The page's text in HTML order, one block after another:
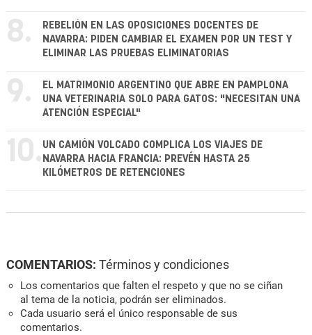
8.
REBELIÓN EN LAS OPOSICIONES DOCENTES DE
NAVARRA: PIDEN CAMBIAR EL EXAMEN POR UN TEST Y
ELIMINAR LAS PRUEBAS ELIMINATORIAS
9.
EL MATRIMONIO ARGENTINO QUE ABRE EN PAMPLONA
UNA VETERINARIA SOLO PARA GATOS: "NECESITAN UNA
ATENCIÓN ESPECIAL"
10. UN CAMIÓN VOLCADO COMPLICA LOS VIAJES DE
NAVARRA HACIA FRANCIA: PREVÉN HASTA 25
KILÓMETROS DE RETENCIONES
COMENTARIOS: Términos y condiciones
Los comentarios que falten el respeto y que no se ciñan
al tema de la noticia, podrán ser eliminados.
Cada usuario será el único responsable de sus
comentarios.